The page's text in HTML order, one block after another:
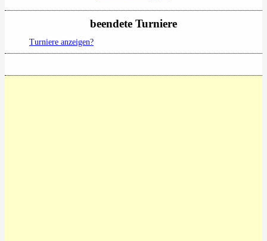
beendete Turniere
Turniere anzeigen?